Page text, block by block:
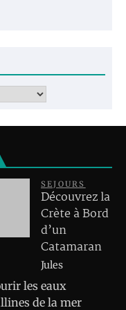
SEJOURS
Découvrez la
Crète à Bord
d’un
Catamaran
Jules
les eaux
de la mer